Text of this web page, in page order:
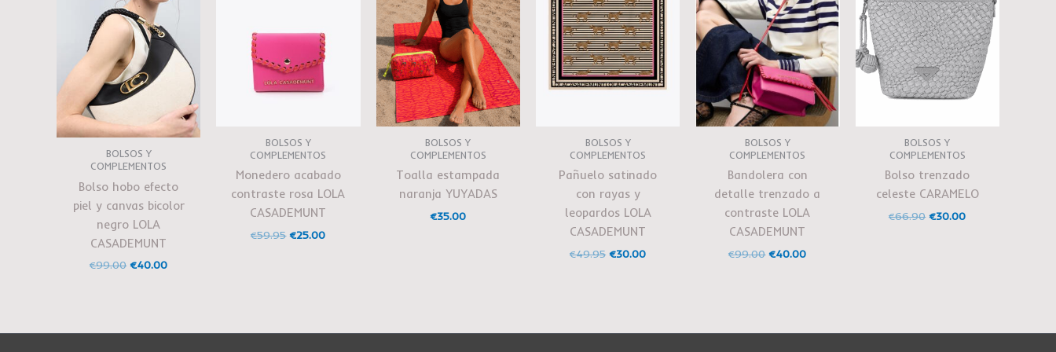
BOLSOS Y
COMPLEMENTOS
Bolso hobo efecto
piel y canvas bicolor
negro LOLA
CASADEMUNT
€99.00 €40.00
BOLSOS Y
COMPLEMENTOS
Monedero acabado
contraste rosa LOLA
CASADEMUNT
€59.95 €25.00
BOLSOS Y
COMPLEMENTOS
Toalla estampada
naranja YUYADAS
€35.00
BOLSOS Y
COMPLEMENTOS
Pañuelo satinado
con rayas y
leopardos LOLA
CASADEMUNT
€49.95 €30.00
BOLSOS Y
COMPLEMENTOS
Bandolera con
detalle trenzado a
contraste LOLA
CASADEMUNT
€99.00 €40.00
BOLSOS Y
COMPLEMENTOS
Bolso trenzado
celeste CARAMELO
€66.90 €30.00